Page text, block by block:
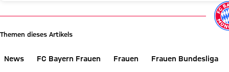
Themen dieses Artikels
News FC Bayern Frauen Frauen Frauen Bundesliga